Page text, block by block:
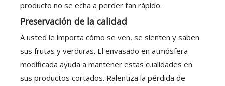
producto no se echa a perder tan rápido.
Preservación de la calidad
A usted le importa cómo se ven, se sienten y saben
sus frutas y verduras. El envasado en atmósfera
modificada ayuda a mantener estas cualidades en
sus productos cortados. Ralentiza la pérdida de